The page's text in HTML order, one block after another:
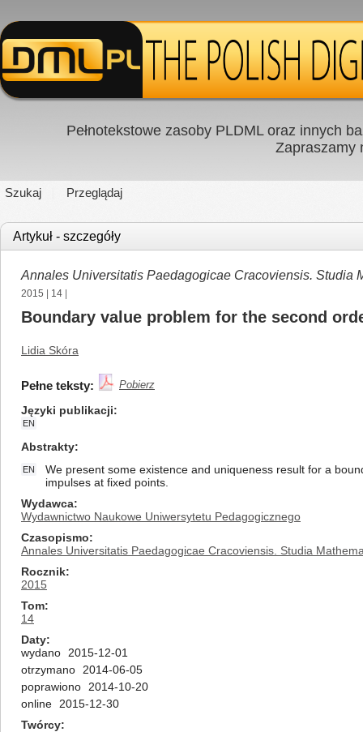
Pełnotekstowe zasoby PLDML oraz innych
Zapraszamy
Szukaj Przeglądaj
Artykuł - szczegóły
Annales Universitatis Paedagogicae Cracoviensis. Studia
2015 14
Boundary value problem for the second
Lidia Skóra
Pełne teksty: Pobierz
Języki publikacji
EN
Abstrakty
EN
We present some existence and uniqueness result for a
impulses at fixed points.
Wydawca
Wydawnictwo Naukowe Uniwersytetu Pedagogicznego
Czasopismo
Annales Universitatis Paedagogicae Cracoviensis. Studia
Rocznik
2015
Tom
14
Daty
wydano
2015-12-01
otrzymano
2014-06-05
poprawiono
2014-10-20
online
2015-12-30
Twórcy